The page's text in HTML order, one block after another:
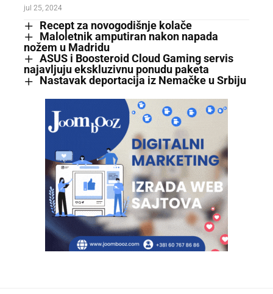
jul 25, 2024
Recept za novogodišnje kolače
Maloletnik amputiran nakon napada
nožem u Madridu
ASUS i Boosteroid Cloud Gaming servis
najavljuju ekskluzivnu ponudu paketa
Nastavak deportacija iz Nemačke u Srbiju